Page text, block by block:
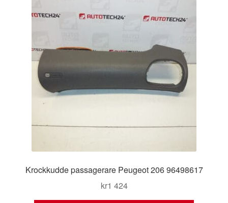
Krockkudde passagerare Peugeot 206 96498617
kr1 424